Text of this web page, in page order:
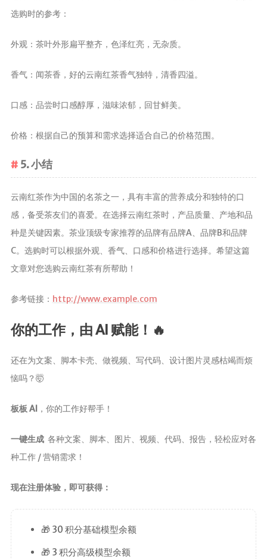
选购时的参考：
外观：茶叶外形扁平整齐，色泽红亮，无杂质。
香气：闻茶香，好的云南红茶香气独特，清香四溢。
口感：品尝时口感醇厚，滋味浓郁，回甘鲜美。
价格：根据自己的预算和需求选择适合自己的价格范围。
5. 小结
云南红茶作为中国的名茶之一，具有丰富的营养成分和独特的口
感，备受茶友们的喜爱。在选择云南红茶时，产品质量、产地和品
种是关键因素。茶业顶级专家推荐的品牌有品牌A、品牌B和品牌
C。选购时可以根据外观、香气、口感和价格进行选择。希望这篇
文章对您选购云南红茶有所帮助！
参考链接： http://www.example.com
你的工作，由 AI 赋能！🔥
还在为文案、脚本卡壳、做视频、写代码、设计图片灵感枯竭而烦
恼吗？🤯
板板 AI ，你的工作好帮手！
一键生成 各种文案、脚本、图片、视频、代码、报告，轻松应对各
种工作 / 营销需求！
现在注册体验，即可获得：
🎁 30 积分基础模型余额
🎁 3 积分高级模型余额